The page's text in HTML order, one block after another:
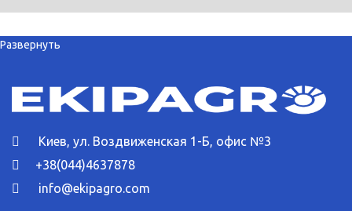
Развернуть
Киев, ул. Воздвиженская 1-Б, офис №3
+38(044)4637878
info@ekipagro.com